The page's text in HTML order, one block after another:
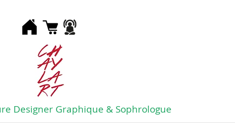
Designer Graphique & Sophrologue